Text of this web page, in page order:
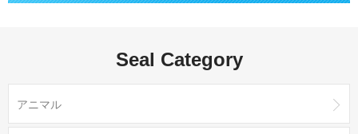
Seal Category
アニマル